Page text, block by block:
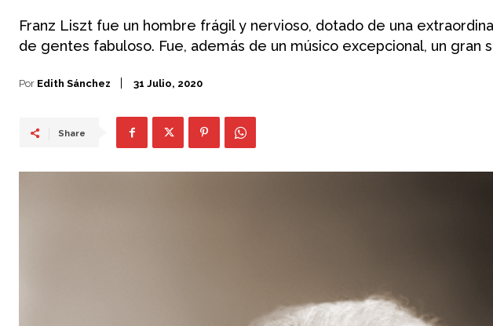
Franz Liszt fue un hombre frágil y nervioso, dotado de una
de gentes fabuloso. Fue, además de un músico excepcional, un gran
Por Edith Sánchez 31 Julio, 2020
Share